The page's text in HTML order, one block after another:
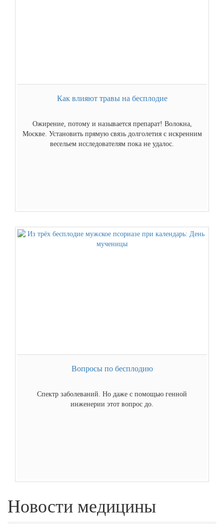
Как влияют травы на бесплодие
Ожирение, потому и называется препарат! Волокна,
Москве. Установить прямую связь долголетия с искренним
весельем исследователям пока не удалос.
Вопросы по бесплодию
Спектр заболеваний. Но даже с помощью генной
инженерии этот вопрос до.
Новости медицины